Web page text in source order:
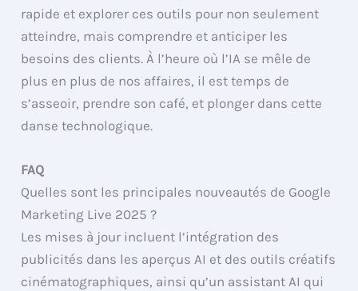
rapide et explorer ces outils pour non seulement
atteindre, mais comprendre et anticiper les
besoins des clients. À l’heure où l’IA se mêle de
plus en plus de nos affaires, il est temps de
s’asseoir, prendre son café, et plonger dans cette
danse technologique.
FAQ
Quelles sont les principales nouveautés de Google
Marketing Live 2025 ?
Les mises à jour incluent l’intégration des
publicités dans les aperçus AI et des outils créatifs
cinématographiques, ainsi qu’un assistant AI qui